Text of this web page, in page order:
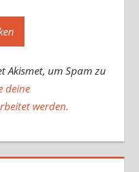
Akismet, um Spam zu
deine
werden.